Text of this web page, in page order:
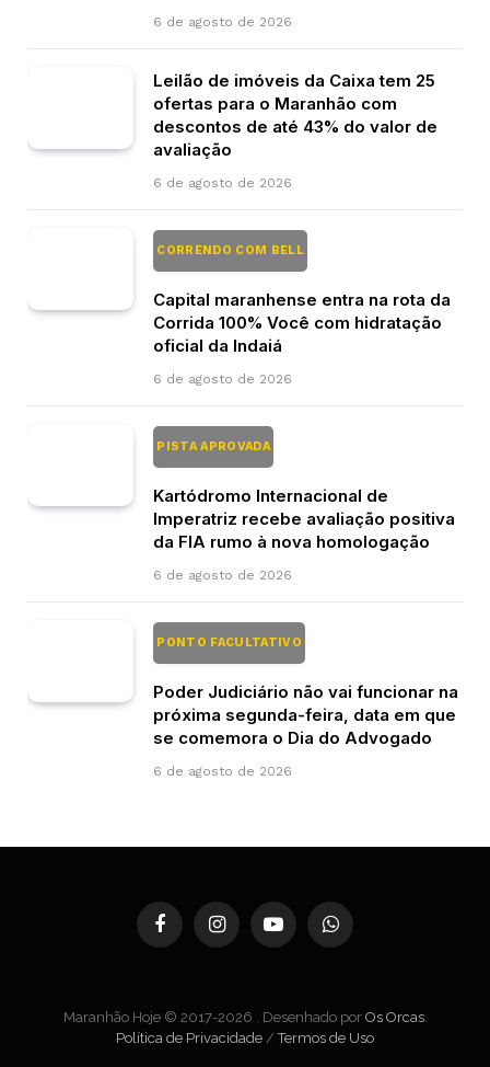
6 de agosto de 2026
Leilão de imóveis da Caixa tem 25
ofertas para o Maranhão com
descontos de até 43% do valor de
avaliação
6 de agosto de 2026
CORRENDO COM BELL
Capital maranhense entra na rota da
Corrida 100% Você com hidratação
oficial da Indaiá
6 de agosto de 2026
PISTA APROVADA
Kartódromo Internacional de
Imperatriz recebe avaliação positiva
da FIA rumo à nova homologação
6 de agosto de 2026
PONTO FACULTATIVO
Poder Judiciário não vai funcionar na
próxima segunda-feira, data em que
se comemora o Dia do Advogado
6 de agosto de 2026
FacebookInstagramYouTubeWhatsApp
Maranhão Hoje © 2017-2026 . Desenhado por Os Orcas.
Política de Privacidade /Termos de Uso